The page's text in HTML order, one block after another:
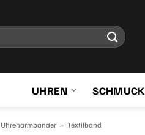
UHREN SCHMUCK
Uhrenarmbänder » Textilband